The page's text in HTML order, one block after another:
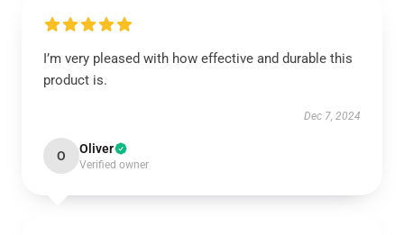
I’m very pleased with how effective and durable this
product is.
Dec 7, 2024
O Oliver
Verified owner